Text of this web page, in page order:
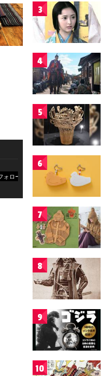
3
4
5
6
7
8
9
10